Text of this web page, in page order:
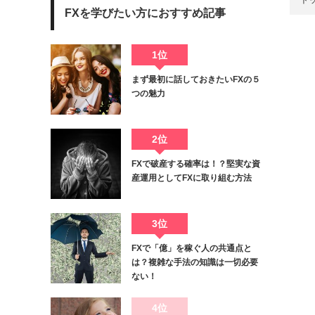
FXを学びたい方におすすめ記事
1位
まず最初に話しておきたいFXの５
つの魅力
2位
FXで破産する確率は！？堅実な資
産運用としてFXに取り組む方法
3位
FXで「億」を稼ぐ人の共通点と
は？複雑な手法の知識は一切必要
ない！
4位